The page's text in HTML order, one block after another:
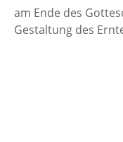
am Ende des
Gestaltung des